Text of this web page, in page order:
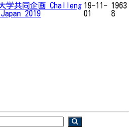
学共同企画 Challeng
2019
19-11-
01
1963
8